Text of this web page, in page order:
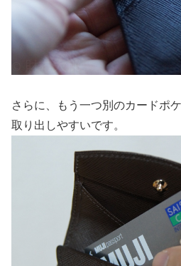
さらに、もう一つ別のカードポ
取り出しやすいです。